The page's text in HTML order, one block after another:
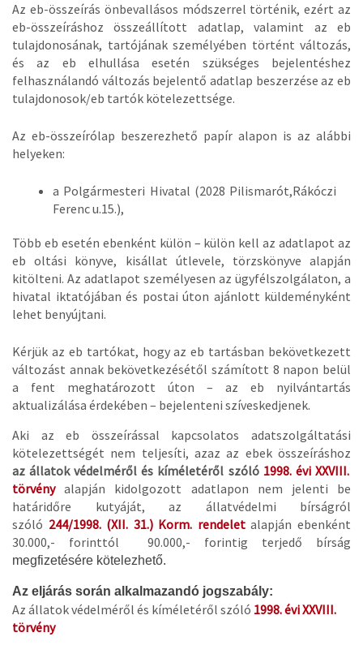
Az eb-összeírás önbevallásos módszerrel történik, ezért az
eb-összeíráshoz összeállított adatlap, valamint az eb
tulajdonosának, tartójának személyében történt változás,
és az eb elhullása esetén szükséges bejelentéshez
felhasználandó változás bejelentő adatlap beszerzése az eb
tulajdonosok/eb tartók kötelezettsége.
Az eb-összeírólap beszerezhető papír alapon is az alábbi
helyeken:
a Polgármesteri Hivatal (2028 Pilismarót,Rákóczi
Ferenc u.15.),
Több eb esetén ebenként külön – külön kell az adatlapot az
eb oltási könyve, kisállat útlevele, törzskönyve alapján
kitölteni. Az adatlapot személyesen az ügyfélszolgálaton, a
hivatal iktatójában és postai úton ajánlott küldeményként
lehet benyújtani.
Kérjük az eb tartókat, hogy az eb tartásban bekövetkezett
változást annak bekövetkezésétől számított 8 napon belül
a fent meghatározott úton – az eb nyilvántartás
aktualizálása érdekében – bejelenteni szíveskedjenek.
Aki az eb összeírással kapcsolatos adatszolgáltatási
kötelezettségét nem teljesíti, azaz az ebek összeíráshoz
az állatok védelméről és kíméletéről szóló 1998. évi XXVIII.
törvény alapján kidolgozott adatlapon nem jelenti be
határidőre kutyáját, az állatvédelmi bírságról
szóló 244/1998. (XII. 31.) Korm. rendeletalapján ebenként
30.000,- forinttól 90.000,- forintig terjedő bírság
megfizetésére kötelezhető.
Az eljárás során alkalmazandó jogszabály:
Az állatok védelméről és kíméletéről szóló 1998. évi XXVIII.
törvény